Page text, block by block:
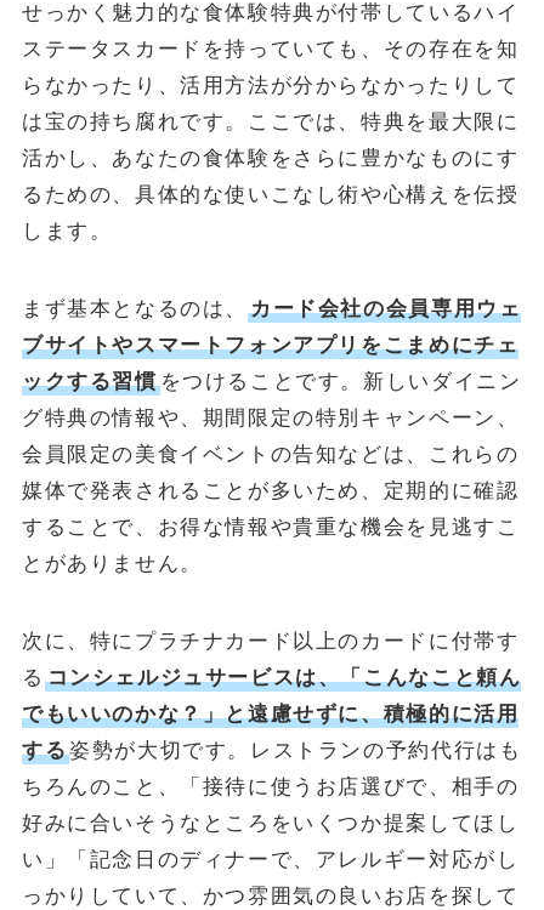
せっかく魅力的な食体験特典が付帯しているハイ
ステータスカードを持っていても、その存在を知
らなかったり、活用方法が分からなかったりして
は宝の持ち腐れです。ここでは、特典を最大限に
活かし、あなたの食体験をさらに豊かなものにす
るための、具体的な使いこなし術や心構えを伝授
します。
まず基本となるのは、カード会社の会員専用ウェ
ブサイトやスマートフォンアプリをこまめにチェ
ックする習慣をつけることです。新しいダイニン
グ特典の情報や、期間限定の特別キャンペーン、
会員限定の美食イベントの告知などは、これらの
媒体で発表されることが多いため、定期的に確認
することで、お得な情報や貴重な機会を見逃すこ
とがありません。
次に、特にプラチナカード以上のカードに付帯す
る コンシェルジュサービスは、「こんなこと頼ん
でもいいのかな？」と遠慮せずに、積極的に活用
する姿勢が大切です。レストランの予約代行はも
ちろんのこと、「接待に使うお店選びで、相手の
好みに合いそうなところをいくつか提案してほし
い」「記念日のディナーで、アレルギー対応がし
っかりしていて、かつ雰囲気の良いお店を探して